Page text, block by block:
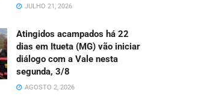
JULHO 21, 2026
Atingidos acampados há 22
dias em Itueta (MG) vão iniciar
diálogo com a Vale nesta
segunda, 3/8
AGOSTO 2, 2026